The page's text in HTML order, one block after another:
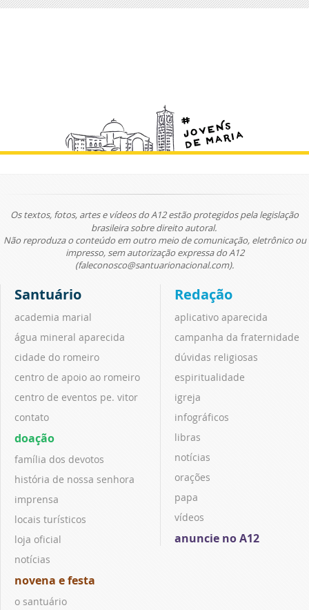
Os textos, fotos, artes e vídeos do A12 estão protegidos pela legislação
brasileira sobre direito autoral.
Não reproduza o conteúdo em outro meio de comunicação, eletrônico ou
impresso, sem autorização expressa do A12
(faleconosco@santuarionacional.com).
Santuário
academia marial
água mineral aparecida
cidade do romeiro
centro de apoio ao romeiro
centro de eventos pe. vitor
contato
doação
família dos devotos
história de nossa senhora
imprensa
locais turísticos
loja oficial
notícias
novena e festa
o santuário
Redação
aplicativo aparecida
campanha da fraternidade
dúvidas religiosas
espiritualidade
igreja
infográficos
libras
notícias
orações
papa
vídeos
anuncie no A12